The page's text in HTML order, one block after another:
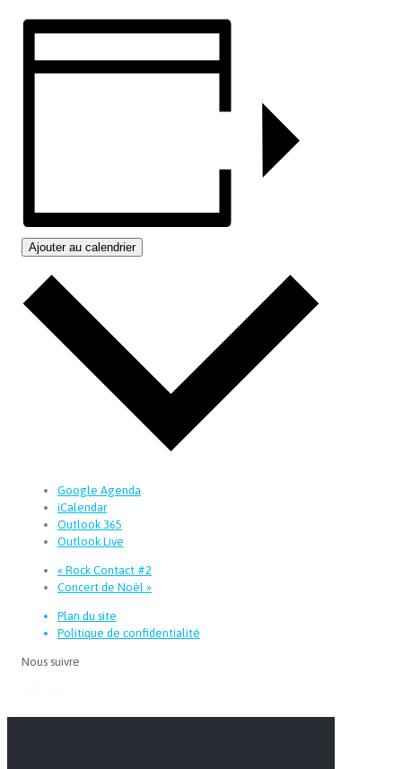
Ajouter au calendrier
Google Agenda
iCalendar
Outlook 365
Outlook Live
« Rock Contact #2
Concert de Noël »
Plan du site
Politique de confidentialité
Nous suivre